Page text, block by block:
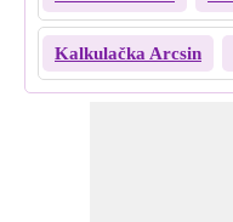
Kalkulačka Arcsin